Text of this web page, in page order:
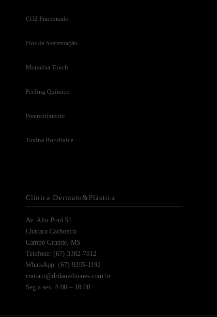
CO2 Fracionado
Fios de Sustentação
Monalisa Touch
Peeling Químico
Preenchimento
Toxina Botulínica
Clínica Dermato&Plástica
Av. Alto Porã 51
Chácara Cachoeira
Campo Grande, MS
Telefone: (67) 3382-7812
WhatsApp: (67) 9205-1192
contato@drdanielnunes.com.br
Seg a sex: 8:00 – 18:00